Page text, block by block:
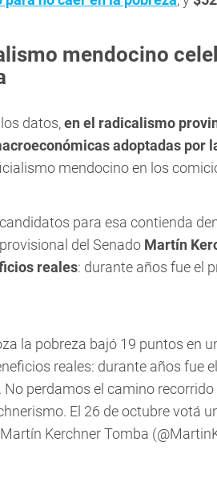
mendocino
datos,en el radicalismo
adoptadas por
mendocino en los
para esa contienda
del Senado Martín
reales: durante años fue el
la pobreza bajó 19 puntos en
reales: durante años fue
No perdamos el camino
El 26 de octubre votá
Kerchner Tomba